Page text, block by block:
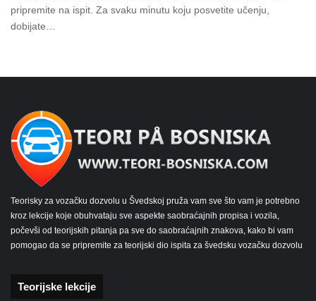
pripremite na ispit. Za svaku minutu koju posvetite učenju,
dobijate…
Teorisky za vozačku dozvolu u Švedskoj pruža vam sve što vam je potrebno
kroz lekcije koje obuhvataju sve aspekte saobraćajnih propisa i vozila,
počevši od teorijskih pitanja pa sve do saobraćajnih znakova, kako bi vam
pomogao da se pripremite za teorijski dio ispita za švedsku vozačku dozvolu
Teorijske lekcije